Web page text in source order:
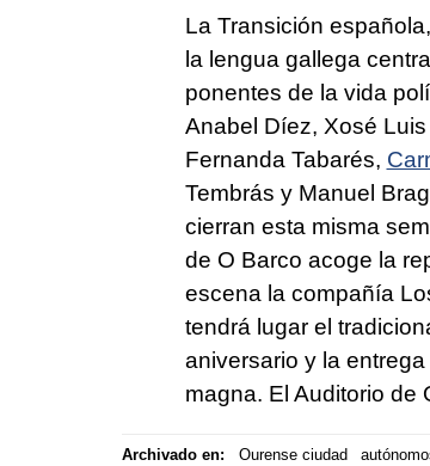
La Transición
la lengua gallega
ponentes de la vida
Anabel Díez, Xosé
Fernanda Tabarés,
Tembrás y Manuel
cierran esta misma
de O Barco acoge la
escena la compañía
tendrá lugar el
aniversario y la
magna. El Auditorio de
Archivado en: Ourense ciudad